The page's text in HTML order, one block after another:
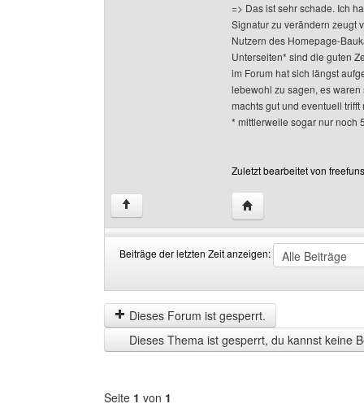
=> Das ist sehr schade. Ich
Signatur zu verändern zeugt
Nutzern des Homepage-
Unterseiten* sind die guten
im Forum hat sich längst
lebewohl zu sagen, es
machts gut und eventuell
* mittlerweile sogar nur noch
Zuletzt bearbeitet von
↑ Website dieses
Beiträge der letzten Zeit anzeigen:
der
letzten
Zeit
anzeigen
by
Dieses Forum ist gesperrt.
Dieses Thema ist gesperrt, du kannst keine
Seite 1 von 1